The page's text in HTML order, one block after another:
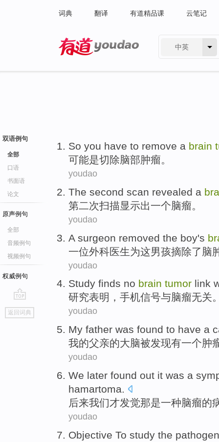
词典 翻译 有道精品课 云笔记
中英
双语例句
全部
口语
书面语
论文
原声例句
全部
音频例句
视频例句
权威例句
go
top
返回词典
So you have to remove a brain
可能是切除脑部肿瘤。
youdao
The second scan revealed a
第二次扫描显示出一个脑瘤。
youdao
A surgeon removed the boy's
一位外科医生为这男孩摘除了 脑
youdao
Study finds no brain tumor link
研究表明， 手机信号与脑瘤无关
youdao
My father was found to have a
我的父亲的大脑被发现有一个肿
youdao
We later found out it was a
hamartoma.
后来我们才发觉那是一种脑瘤的
youdao
Objective To study the